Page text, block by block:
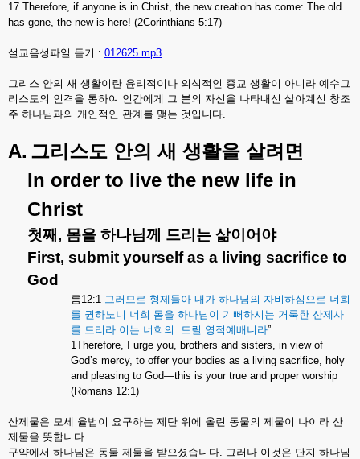
17 Therefore, if anyone is in Christ, the new creation has come: The old
has gone, the new is here! (2Corinthians 5:17)
설교음성파일 듣기 : 012625.mp3
그리스 안의 새 생활이란 윤리적이나 의식적인 종교 생활이 아니라 예수그
리스도의 인격을 통하여 인간에게 그 분의 자신을 나타내신 살아계신 창조
주 하나님과의 개인적인 관계를 맺는 것입니다.
A. 그리스도 안의 새 생활을 살려면
In order to live the new life in
Christ
첫째 , 몸을 하나님께 드리는 삶이어야
First, submit yourself as a living sacrifice to
God
롬12:1 그러므로 형제들아 내가 하나님의 자비하심으로 너희
를 권하노니 너희 몸을 하나님이 기뻐하시는 거룩한 산제사
를 드리라 이는 너희의 드릴 영적예배니라”
1Therefore, I urge you, brothers and sisters, in view of
God’s mercy, to offer your bodies as a living sacrifice, holy
and pleasing to God—this is your true and proper worship
(Romans 12:1)
산제물은 모세 율법이 요구하는 제단 위에 올린 동물의 제물이 나이라 산
제물을 뜻합니다.
구약에서 하나님은 동물 제물을 받으셨습니다. 그러나 이것은 단지 하나님